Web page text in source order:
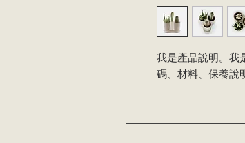
我是產品說明。我
碼、材料、保養說